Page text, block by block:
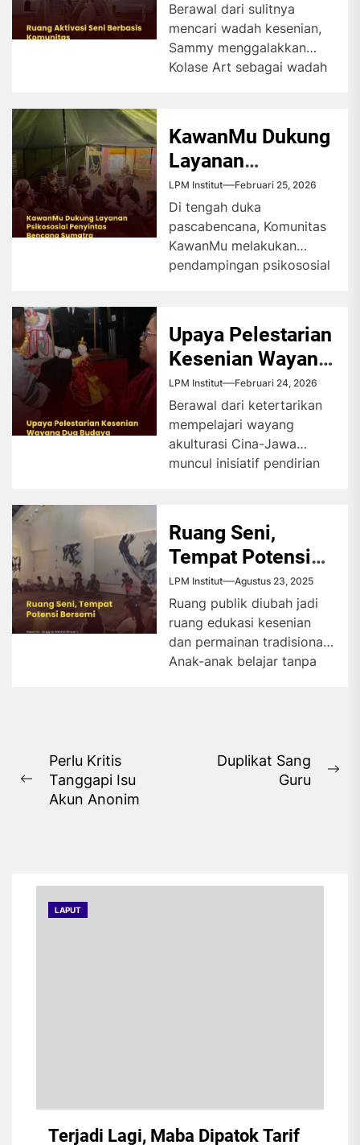
Berawal dari sulitnya
mencari wadah kesenian,
Sammy menggalakkan
Kolase Art sebagai wadah
kreatifitas dalam
berbagai...
KawanMu Dukung
Layanan
Psikososial
Penyintas
Bencana Sumatra
LPM Institut Februari 25, 2026
Di tengah duka
pascabencana, Komunitas
KawanMu melakukan
pendampingan psikososial
menghadapi trauma dan
memulihkan kondisi
mental...
Upaya Pelestarian
Kesenian Wayang
Dua Budaya
LPM Institut Februari 24, 2026
Berawal dari ketertarikan
mempelajari wayang
akulturasi Cina-Jawa
muncul inisiatif pendirian
tradisional wayang. Rumah
Cinta...
Ruang Seni,
Tempat Potensi
Bersemi
LPM Institut Agustus 23, 2025
Ruang publik diubah jadi
ruang edukasi kesenian
dan permainan tradisional.
Anak-anak belajar tanpa
Navigasi
pos
Previous
post:
Perlu Kritis
Tanggapi Isu
Akun Anonim
Duplikat Sang
Guru
LAPUT
Terjadi Lagi, Maba Dipatok Tarif